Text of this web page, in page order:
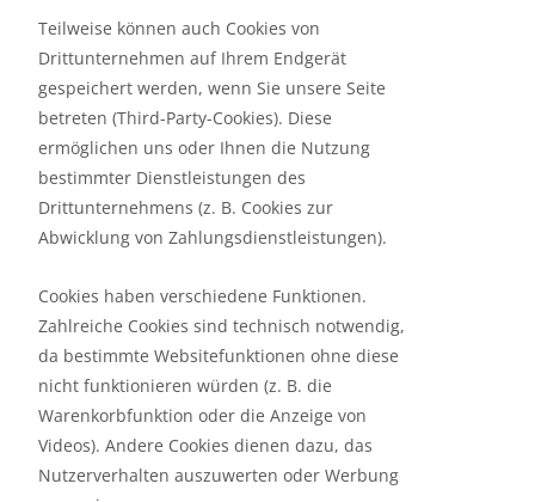
Teilweise können auch Cookies von
Drittunternehmen auf Ihrem Endgerät
gespeichert werden, wenn Sie unsere Seite
betreten (Third-Party-Cookies). Diese
ermöglichen uns oder Ihnen die Nutzung
bestimmter Dienstleistungen des
Drittunternehmens (z. B. Cookies zur
Abwicklung von Zahlungsdienstleistungen).
Cookies haben verschiedene Funktionen.
Zahlreiche Cookies sind technisch notwendig,
da bestimmte Websitefunktionen ohne diese
nicht funktionieren würden (z. B. die
Warenkorbfunktion oder die Anzeige von
Videos). Andere Cookies dienen dazu, das
Nutzerverhalten auszuwerten oder Werbung